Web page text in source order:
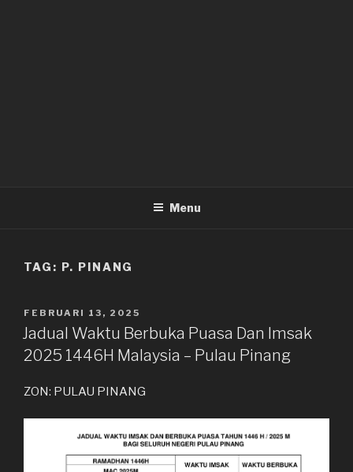
Menu
TAG: P. PINANG
DIKIRIM
PADA
FEBRUARI 13, 2025
Jadual Waktu Berbuka Puasa Dan Imsak
2025 1446H Malaysia – Pulau Pinang
ZON: PULAU PINANG